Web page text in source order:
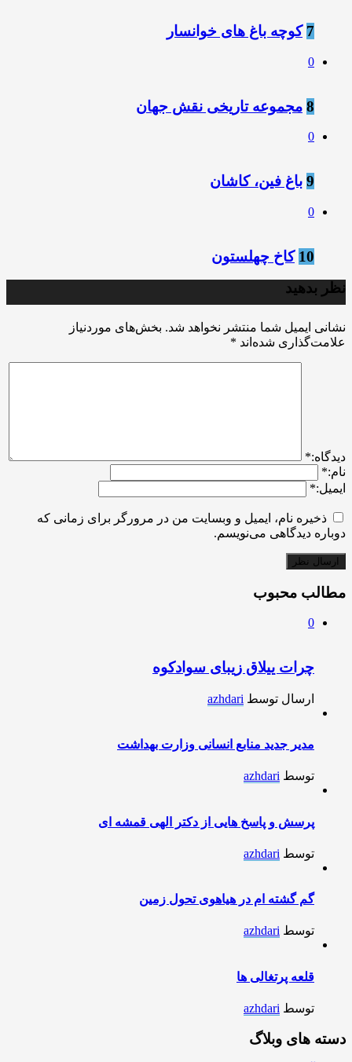
7 کوچه باغ های خوانسار
0
8 مجموعه تاریخی نقش جهان
0
9 باغ فین، کاشان
0
10 کاخ چهلستون
نظر بدهید
نشانی ایمیل شما منتشر نخواهد شد. بخش‌های موردنیاز
علامت‌گذاری شده‌اند *
ديدگاه:*
نام:*
ایمیل:*
ذخیره نام، ایمیل و وبسایت من در مرورگر برای زمانی که
دوباره دیدگاهی می‌نویسم.
مطالب محبوب
0
چرات ییلاق زیبای سوادکوه
ارسال توسط azhdari
مدیر جدید منابع انسانی وزارت بهداشت
توسط azhdari
پرسش و پاسخ هایی از دکتر الهی قمشه ای
توسط azhdari
گم گشته ام در هیاهوی تحول زمین
توسط azhdari
قلعه پرتغالی ها
توسط azhdari
دسته های وبلاگ